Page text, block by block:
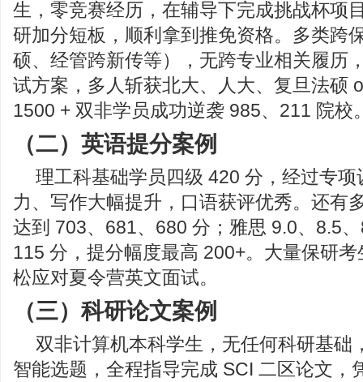
生，零竞赛经历，在辅导下完成挑战杯项
研加分短板，顺利拿到推免资格。多类跨
硕、经管跨新传等），无跨专业相关履历
试方案，多人斩获北大、人大、复旦法硕
1500 + 双非学员成功逆袭 985、211 院校
（二）英语提分案例
理工科基础学员四级 420 分，经过专
力、写作大幅提升，口语获评优秀。还有
达到 703、681、680 分；雅思 9.0、8.5
115 分，提分幅度最高 200+。大量保研
松应对夏令营英文面试。
（三）科研论文案例
双非计算机本科学生，无任何科研基础
智能选题，全程指导完成 SCI 二区论文，